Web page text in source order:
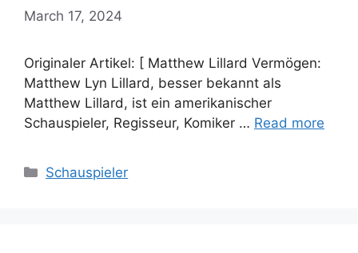
March 17, 2024
Originaler Artikel: [ Matthew Lillard Vermögen:
Matthew Lyn Lillard, besser bekannt als
Matthew Lillard, ist ein amerikanischer
Schauspieler, Regisseur, Komiker … Read more
Categories
Schauspieler